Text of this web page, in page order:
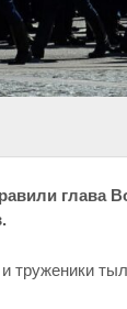
глава
труженики